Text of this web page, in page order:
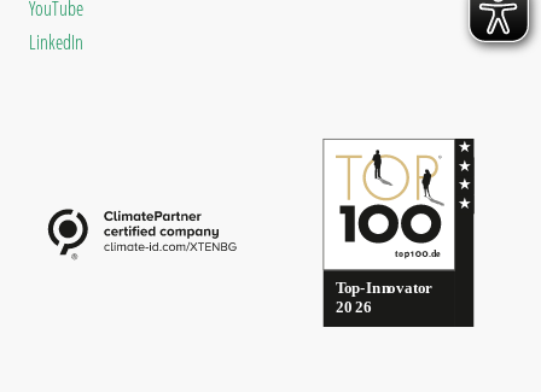
YouTube
LinkedIn